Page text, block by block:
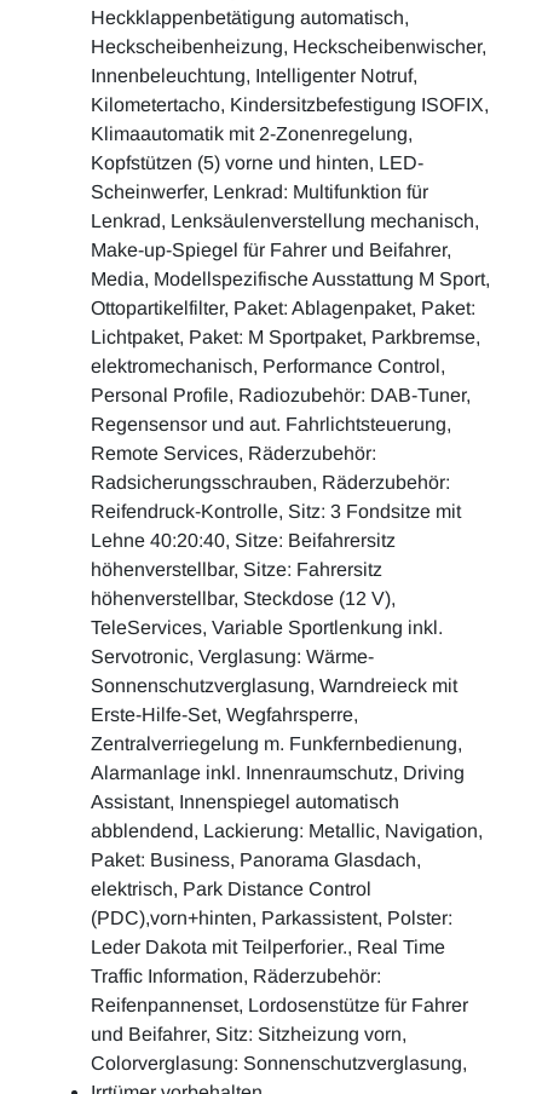
Heckklappenbetätigung automatisch,
Heckscheibenheizung, Heckscheibenwischer,
Innenbeleuchtung, Intelligenter Notruf,
Kilometertacho, Kindersitzbefestigung ISOFIX,
Klimaautomatik mit 2-Zonenregelung,
Kopfstützen (5) vorne und hinten, LED-
Scheinwerfer, Lenkrad: Multifunktion für
Lenkrad, Lenksäulenverstellung mechanisch,
Make-up-Spiegel für Fahrer und Beifahrer,
Media, Modellspezifische Ausstattung M Sport,
Ottopartikelfilter, Paket: Ablagenpaket, Paket:
Lichtpaket, Paket: M Sportpaket, Parkbremse,
elektromechanisch, Performance Control,
Personal Profile, Radiozubehör: DAB-Tuner,
Regensensor und aut. Fahrlichtsteuerung,
Remote Services, Räderzubehör:
Radsicherungsschrauben, Räderzubehör:
Reifendruck-Kontrolle, Sitz: 3 Fondsitze mit
Lehne 40:20:40, Sitze: Beifahrersitz
höhenverstellbar, Sitze: Fahrersitz
höhenverstellbar, Steckdose (12 V),
TeleServices, Variable Sportlenkung inkl.
Servotronic, Verglasung: Wärme-
Sonnenschutzverglasung, Warndreieck mit
Erste-Hilfe-Set, Wegfahrsperre,
Zentralverriegelung m. Funkfernbedienung,
Alarmanlage inkl. Innenraumschutz, Driving
Assistant, Innenspiegel automatisch
abblendend, Lackierung: Metallic, Navigation,
Paket: Business, Panorama Glasdach,
elektrisch, Park Distance Control
(PDC),vorn+hinten, Parkassistent, Polster:
Leder Dakota mit Teilperforier., Real Time
Traffic Information, Räderzubehör:
Reifenpannenset, Lordosenstütze für Fahrer
und Beifahrer, Sitz: Sitzheizung vorn,
Colorverglasung: Sonnenschutzverglasung,